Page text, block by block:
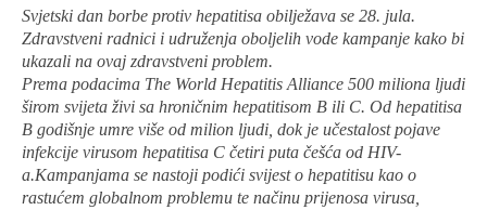
Svjetski dan borbe protiv hepatitisa obilježava se 28. jula.
Zdravstveni radnici i udruženja oboljelih vode kampanje kako bi
ukazali na ovaj zdravstveni problem.
Prema podacima The World Hepatitis Alliance 500 miliona ljudi
širom svijeta živi sa hroničnim hepatitisom B ili C. Od hepatitisa
B godišnje umre više od milion ljudi, dok je učestalost pojave
infekcije virusom hepatitisa C četiri puta češća od HIV-
a.Kampanjama se nastoji podići svijest o hepatitisu kao o
rastućem globalnom problemu te načinu prijenosa virusa,